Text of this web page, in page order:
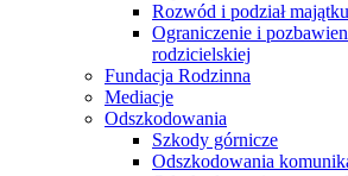
Rozwód i podział majątku
Ograniczenie i
rodzicielskiej
Fundacja Rodzinna
Mediacje
Odszkodowania
Szkody górnicze
Odszkodowania